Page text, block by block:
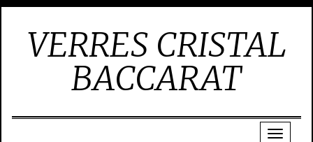
VERRES CRISTAL
BACCARAT